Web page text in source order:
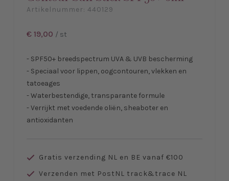
Artikelnummer: 440129
€ 19,00 / st
- SPF50+ breedspectrum UVA & UVB bescherming
- Speciaal voor lippen, oogcontouren, vlekken en
tatoeages
- Waterbestendige, transparante formule
- Verrijkt met voedende oliën, sheaboter en
antioxidanten
Gratis verzending NL en BE vanaf €100
Verzenden met PostNL track&trace NL